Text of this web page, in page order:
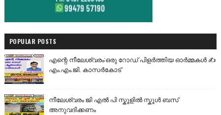
POPULAR POSTS
എന്റെ നീലേശ്വരം:ഒരു റോഡ് പിളർത്തിയ ഓർമ്മകൾ ✍️
എം.എം.ജി. കാസർകോട്
നീലേശ്വരം ജി എൽ പി സ്കൂളിൽ സ്കൂൾ ബസ്
അനുവദിക്കണം